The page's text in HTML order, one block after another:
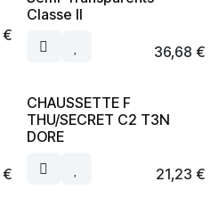
€
Classe II
36,68 €
€
CHAUSSETTE F
THU/SECRET C2 T3N
DORE
21,23 €